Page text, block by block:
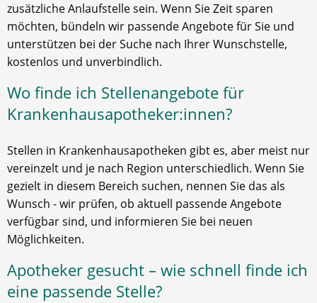
zusätzliche Anlaufstelle sein. Wenn Sie Zeit sparen
möchten, bündeln wir passende Angebote für Sie und
unterstützen bei der Suche nach Ihrer Wunschstelle,
kostenlos und unverbindlich.
Wo finde ich Stellenangebote für
Krankenhausapotheker:innen?
Stellen in Krankenhausapotheken gibt es, aber meist nur
vereinzelt und je nach Region unterschiedlich. Wenn Sie
gezielt in diesem Bereich suchen, nennen Sie das als
Wunsch - wir prüfen, ob aktuell passende Angebote
verfügbar sind, und informieren Sie bei neuen
Möglichkeiten.
Apotheker gesucht – wie schnell finde ich
eine passende Stelle?